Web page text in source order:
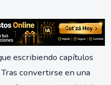
escribiendo capítulos
convertirse en una